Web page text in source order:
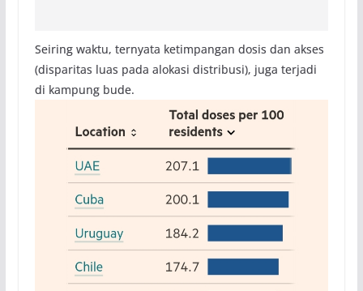
Seiring waktu, ternyata ketimpangan dosis dan akses
(disparitas luas pada alokasi distribusi), juga terjadi
di kampung bude.